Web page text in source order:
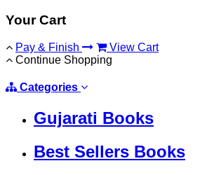
Your Cart
Pay & Finish
View Cart
Continue Shopping
Categories
Gujarati Books
Best Sellers Books